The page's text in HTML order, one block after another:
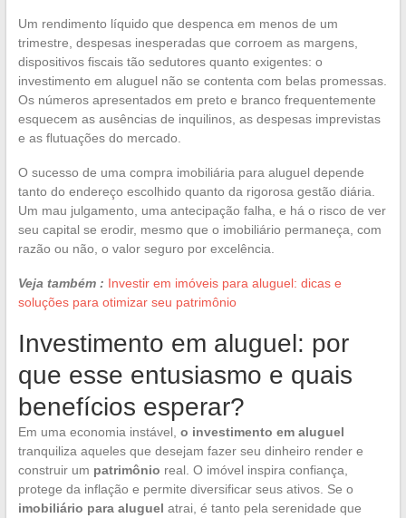
Um rendimento líquido que despenca em menos de um
trimestre, despesas inesperadas que corroem as margens,
dispositivos fiscais tão sedutores quanto exigentes: o
investimento em aluguel não se contenta com belas promessas.
Os números apresentados em preto e branco frequentemente
esquecem as ausências de inquilinos, as despesas imprevistas
e as flutuações do mercado.
O sucesso de uma compra imobiliária para aluguel depende
tanto do endereço escolhido quanto da rigorosa gestão diária.
Um mau julgamento, uma antecipação falha, e há o risco de ver
seu capital se erodir, mesmo que o imobiliário permaneça, com
razão ou não, o valor seguro por excelência.
Veja também : Investir em imóveis para aluguel: dicas e
soluções para otimizar seu patrimônio
Investimento em aluguel: por
que esse entusiasmo e quais
benefícios esperar?
Em uma economia instável, o investimento em aluguel
tranquiliza aqueles que desejam fazer seu dinheiro render e
construir um patrimônio real. O imóvel inspira confiança,
protege da inflação e permite diversificar seus ativos. Se o
imobiliário para aluguel atrai, é tanto pela serenidade que